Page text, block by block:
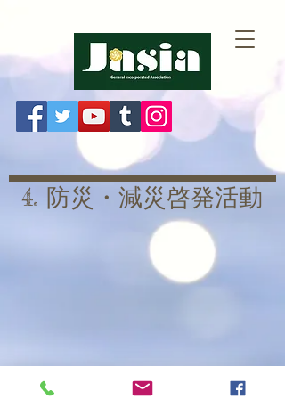
4. 防災・減災啓発活動
一般社団法人 ＪＡＳＩＡ